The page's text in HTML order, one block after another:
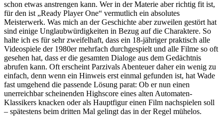
schon etwas anstrengen kann. Wer in der Materie aber richtig fit ist,
für den ist „Ready Player One“ vermutlich ein absolutes
Meisterwerk. Was mich an der Geschichte aber zuweilen gestört hat
sind einige Unglaubwürdigkeiten in Bezug auf die Charaktere. So
halte ich es für sehr zweifelhaft, dass ein 18-jähriger praktisch alle
Videospiele der 1980er mehrfach durchgespielt und alle Filme so oft
gesehen hat, dass er die gesamten Dialoge aus dem Gedächtnis
abrufen kann. Oft erscheint Parzivals Abenteuer daher ein wenig zu
einfach, denn wenn ein Hinweis erst einmal gefunden ist, hat Wade
fast umgehend die passende Lösung parat: Ob er nun einen
unerreichbar scheinenden Highscore eines alten Automaten-
Klassikers knacken oder als Hauptfigur einen Film nachspielen soll
– spätestens beim dritten Mal gelingt das in der Regel mühelos.